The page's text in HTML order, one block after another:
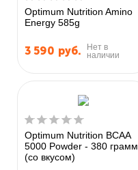
Optimum Nutrition Amino
Energy 585g
3 590 руб.
Нет в
наличии
Optimum Nutrition BCAA
5000 Powder - 380 грамм
(со вкусом)